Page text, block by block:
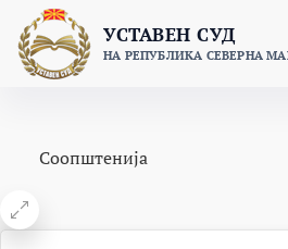
content
УСТАВЕН СУД
НА РЕПУБЛИКА СЕВЕРНА
Соопштенија